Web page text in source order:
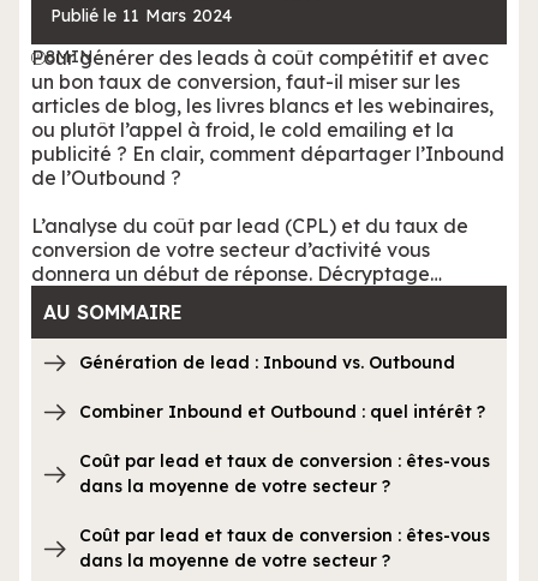
Publié le 11 Mars 2024
8MIN
Pour générer des leads à coût compétitif et avec
un bon taux de conversion, faut-il miser sur les
articles de blog, les livres blancs et les webinaires,
ou plutôt l’appel à froid, le cold emailing et la
publicité ? En clair, comment départager l’Inbound
de l’Outbound ?
L’analyse du coût par lead (CPL) et du taux de
conversion de votre secteur d’activité vous
donnera un début de réponse. Décryptage…
AU SOMMAIRE
Génération de lead : Inbound vs. Outbound
Combiner Inbound et Outbound : quel intérêt ?
Coût par lead et taux de conversion : êtes-vous
dans la moyenne de votre secteur ?
Coût par lead et taux de conversion : êtes-vous
dans la moyenne de votre secteur ?